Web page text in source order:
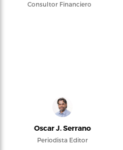
Consultor Financiero
Oscar J. Serrano
Periodista Editor